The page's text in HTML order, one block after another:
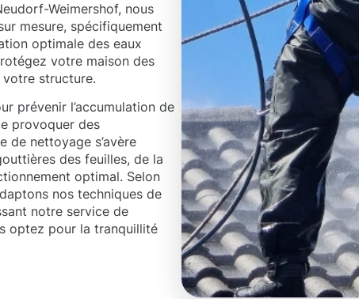
Weimershof, nous
mesure, spécifiquement
optimale des eaux
votre maison des
structure.
prévenir l’accumulation de
provoquer des
de nettoyage s’avère
des feuilles, de la
optimal. Selon
nos techniques de
notre service de
optez pour la tranquillité